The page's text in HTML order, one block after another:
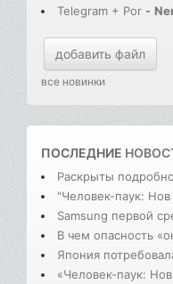
Telegram + Por -
добавить файл
все новинки
ПОСЛЕДНИЕ
Раскрыты
"Человек-паук: Нов
Samsung первой
В чем опасность
Япония
«Человек-паук: